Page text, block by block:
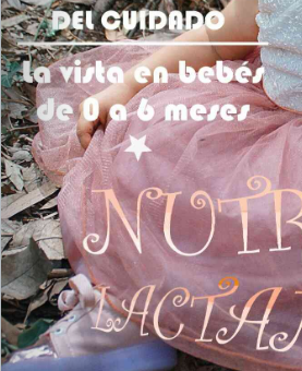
Inicio
Casting